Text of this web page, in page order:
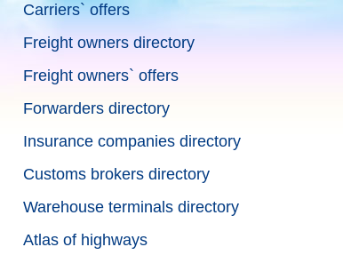
Carriers` offers
Freight owners directory
Freight owners` offers
Forwarders directory
Insurance companies directory
Customs brokers directory
Warehouse terminals directory
Atlas of highways